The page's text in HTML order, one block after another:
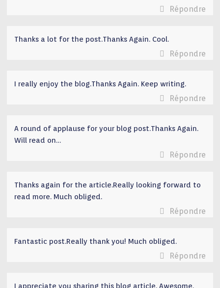
Répondre
Thanks a lot for the post.Thanks Again. Cool.
Répondre
I really enjoy the blog.Thanks Again. Keep writing.
Répondre
A round of applause for your blog post.Thanks Again.
Will read on…
Répondre
Thanks again for the article.Really looking forward to
read more. Much obliged.
Répondre
Fantastic post.Really thank you! Much obliged.
Répondre
I appreciate you sharing this blog article. Awesome.